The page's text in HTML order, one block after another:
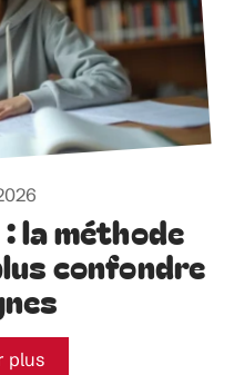
la méthode
confondre
plus